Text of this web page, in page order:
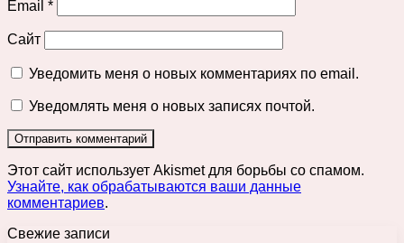
Email *
Сайт
Уведомить меня о новых комментариях по email.
Уведомлять меня о новых записях почтой.
Этот сайт использует Akismet для борьбы со спамом.
Узнайте, как обрабатываются ваши данные
комментариев.
Свежие записи